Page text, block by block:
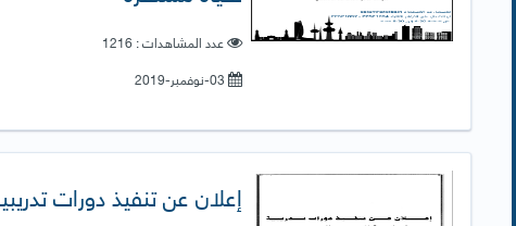
عدد المشاهدات : 1216
03-نوفمبر-2019
إعلان عن تنفيذ دورات